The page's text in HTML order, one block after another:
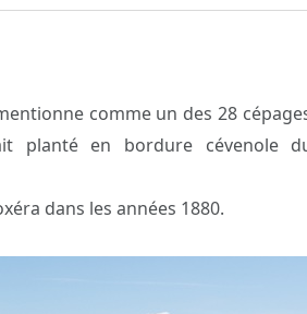
comme un des 28
planté en bordure cévenole
dans les années 1880.